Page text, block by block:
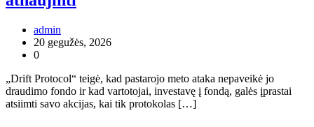
admin
20 gegužės, 2026
0
„Drift Protocol“ teigė, kad pastarojo meto ataka nepaveikė jo
draudimo fondo ir kad vartotojai, investavę į fondą, galės įprastai
atsiimti savo akcijas, kai tik protokolas […]